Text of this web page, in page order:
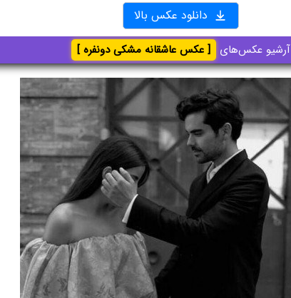
دانلود عکس بالا
آرشیو عکس‌های [ عکس عاشقانه مشکی دونفره ]